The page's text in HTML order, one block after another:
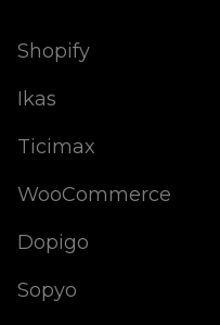
Shopify
Ikas
Ticimax
WooCommerce
Dopigo
Sopyo